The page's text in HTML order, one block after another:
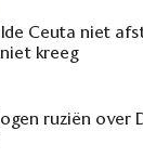
Ceuta niet
kreeg
ruziën over